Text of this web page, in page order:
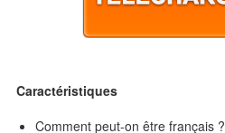
Caractéristiques
Comment peut-on être français ?